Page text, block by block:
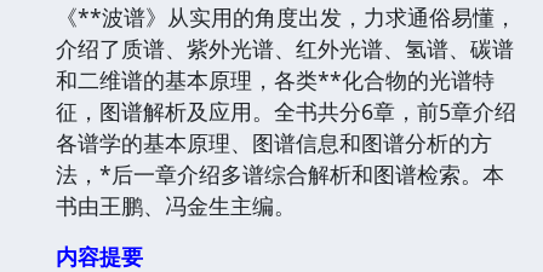
《**波谱》从实用的角度出发，力求通俗易懂，
介绍了质谱、紫外光谱、红外光谱、氢谱、碳谱
和二维谱的基本原理，各类**化合物的光谱特
征，图谱解析及应用。全书共分6章，前5章介绍
各谱学的基本原理、图谱信息和图谱分析的方
法，*后一章介绍多谱综合解析和图谱检索。本
书由王鹏、冯金生主编。
内容提要